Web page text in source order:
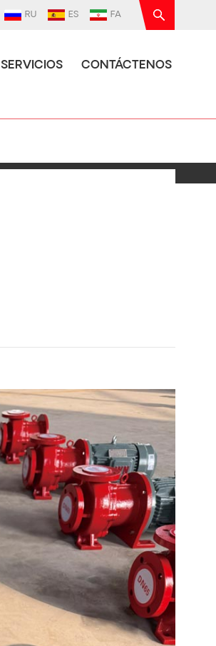
RU ES FA
SERVICIOS CONTÁCTENOS